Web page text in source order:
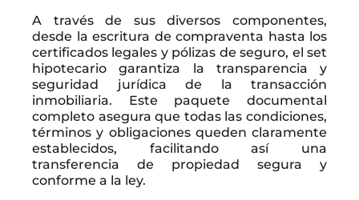
A través de sus diversos componentes,
desde la escritura de compraventa hasta los
certificados legales y pólizas de seguro, el set
hipotecario garantiza la transparencia y
seguridad jurídica de la transacción
inmobiliaria. Este paquete documental
completo asegura que todas las condiciones,
términos y obligaciones queden claramente
establecidos, facilitando así una
transferencia de propiedad segura y
conforme a la ley.